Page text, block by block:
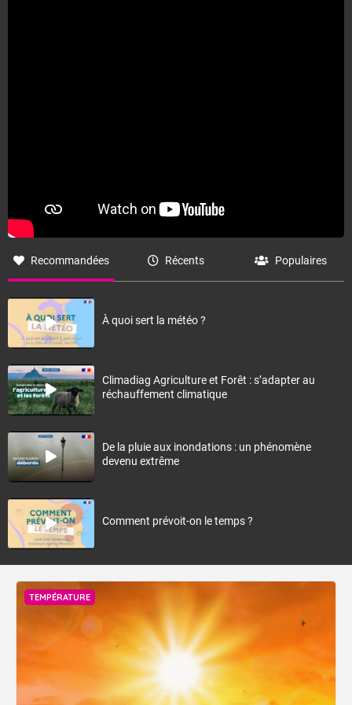
Recommandées Récents Populaires
À quoi sert la météo ?
Climadiag Agriculture et Forêt : s’adapter au
réchauffement climatique
De la pluie aux inondations : un phénomène
devenu extrême
Comment prévoit-on le temps ?
TEMPÉRATURE